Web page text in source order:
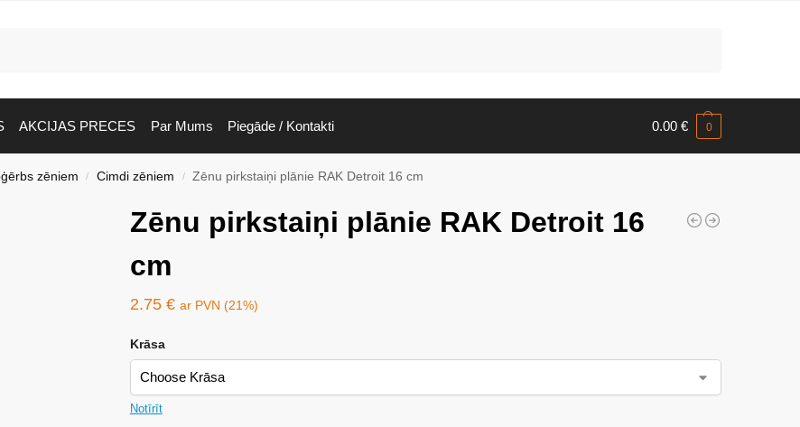
AKCIJAS PRECES Par Mums Piegāde / Kontakti 0.00 € 0
zēniem / Cimdi zēniem / Zēnu pirkstaiņi plānie RAK Detroit 16 cm
Zēnu pirkstaiņi plānie RAK Detroit 16
cm
2.75 € ar PVN (21%)
Krāsa
Notīrīt